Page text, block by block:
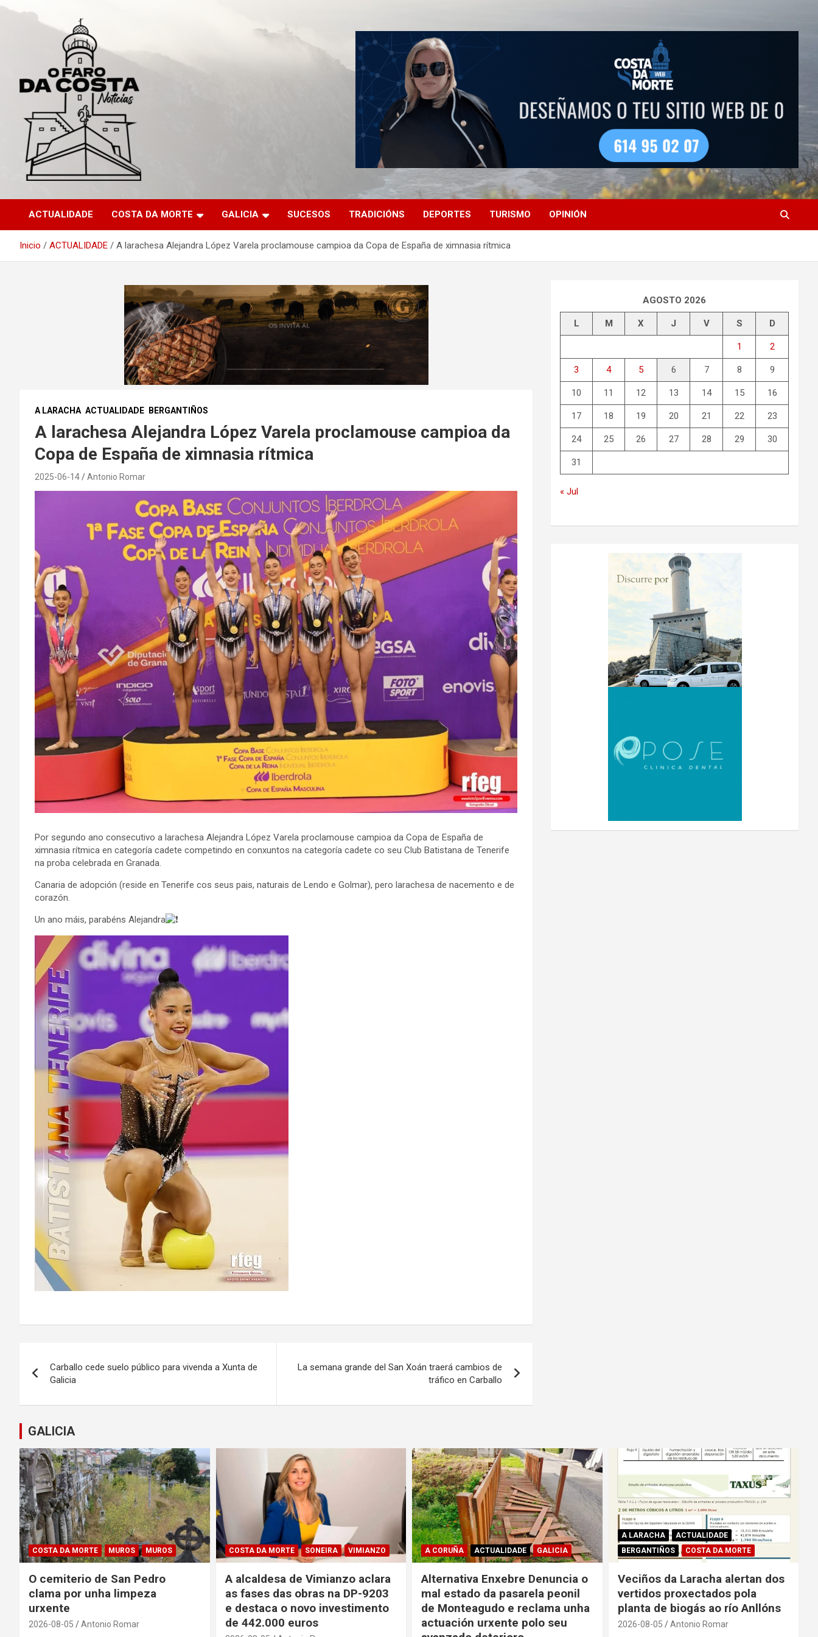
Saltar
ACTUALIDADE COSTA DA MORTE GALICIA SUCESOS TRADICIÓNS DEPORTES TURISMO OPINIÓN
Inicio ACTUALIDADE A larachesa Alejandra López Varela proclamouse campioa da Copa de España de ximnasia rítmica
A LARACHA ACTUALIDADE BERGANTIÑOS
A larachesa Alejandra López Varela proclamouse campioa da
Copa de España de ximnasia rítmica
2025-06-14 Antonio Romar
Por segundo ano consecutivo a larachesa Alejandra López Varela proclamouse campioa da Copa de España de
ximnasia rítmica en categoría cadete competindo en conxuntos na categoría cadete co seu Club Batistana de Tenerife
na proba celebrada en Granada.
Canaria de adopción (reside en Tenerife cos seus pais, naturais de Lendo e Golmar), pero larachesa de nacemento e de
corazón.
Un ano máis, parabéns Alejandra
de
entradas
Carballo cede suelo público para vivenda a Xunta de
Galicia
La semana grande del San Xoán traerá cambios de
tráfico en Carballo
AGOSTO 2026
L M X J V S D
1 2
3 4 5 6 7 8 9
10 11 12 13 14 15 16
17 18 19 20 21 22 23
24 25 26 27 28 29 30
31
« Jul
GALICIA
COSTA DA MORTE MUROS MUROS
O cemiterio de San Pedro
clama por unha limpeza
urxente
2026-08-05 Antonio Romar
COSTA DA MORTE SONEIRA VIMIANZO
A alcaldesa de Vimianzo aclara
as fases das obras na DP-9203
e destaca o novo investimento
de 442.000 euros
A CORUÑA ACTUALIDADE GALICIA
Alternativa Enxebre Denuncia o
mal estado da pasarela peonil
de Monteagudo e reclama unha
actuación urxente polo seu
A LARACHA
ACTUALIDADE
BERGANTIÑOS
COSTA DA MORTE
Veciños da Laracha alertan dos
vertidos proxectados pola
planta de biogás ao río Anllóns
2026-08-05 Antonio Romar